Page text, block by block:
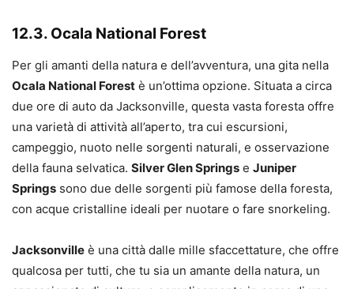
12.3. Ocala National Forest
Per gli amanti della natura e dell’avventura, una gita nella
Ocala National Forest è un’ottima opzione. Situata a circa
due ore di auto da Jacksonville, questa vasta foresta offre
una varietà di attività all’aperto, tra cui escursioni,
campeggio, nuoto nelle sorgenti naturali, e osservazione
della fauna selvatica. Silver Glen Springs e Juniper
Springs sono due delle sorgenti più famose della foresta,
con acque cristalline ideali per nuotare o fare snorkeling.
Jacksonville è una città dalle mille sfaccettature, che offre
qualcosa per tutti, che tu sia un amante della natura, un